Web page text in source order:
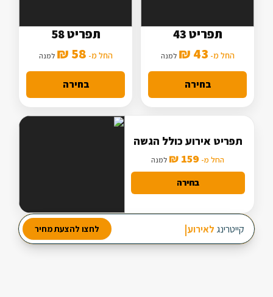
2 תוספות
מנה עיקרית בסיסית
תפריט 43
החל מ- 43 ₪ למנה
בחירה
3 תוספות
מנה עיקרית מורחבת
תפריט 58
החל מ- 58 ₪ למנה
בחירה
מבחר עשיר של סלטים
2 מנות ביניים
תפריט אירוע כולל הגשה
החל מ- 159 ₪ למנה
בחירה
קייטרינג לאירוע חברה לחצו להצעת מחיר